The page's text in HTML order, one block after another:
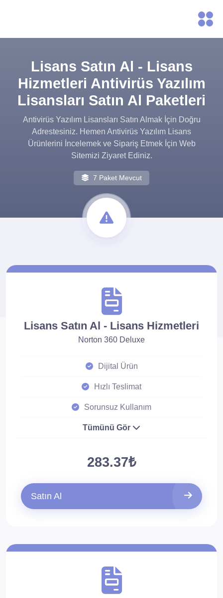
Lisans Satın Al - Lisans
Hizmetleri Antivirüs Yazılım
Lisansları Satın Al Paketleri
Antivirüs Yazılım Lisansları Satın Almak İçin Doğru
Adrestesiniz. Hemen Antivirüs Yazılım Lisans
Ürünlerini İncelemek ve Sipariş Etmek İçin Web
Sitemizi Ziyaret Ediniz.
7 Paket Mevcut
Lisans Satın Al - Lisans Hizmetleri
Norton 360 Deluxe
Dijital Ürün
Hızlı Teslimat
Sorunsuz Kullanım
Tümünü Gör
283.37₺
Satın Al